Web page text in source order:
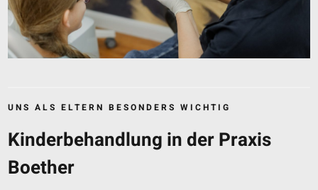
UNS ALS ELTERN BESONDERS WICHTIG
Kinderbehandlung in der Praxis
Boether